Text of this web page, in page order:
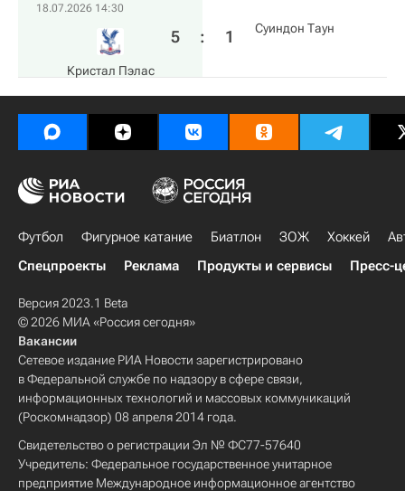
18.07.2026 14:30
Кристал Пэлас
5 : 1 Суиндон Таун
Футбол Фигурное катание Биатлон ЗОЖ Хоккей
Спецпроекты
Реклама Продукты и сервисы Пресс-
Версия 2023.1 Beta
© 2026 МИА «Россия сегодня»
Вакансии
Сетевое издание РИА Новости зарегистрировано
в Федеральной службе по надзору в сфере связи,
информационных технологий и массовых коммуникаций
(Роскомнадзор) 08 апреля 2014 года.
Свидетельство о регистрации Эл № ФС77-57640
Учредитель: Федеральное государственное унитарное
предприятие Международное информационное агентство